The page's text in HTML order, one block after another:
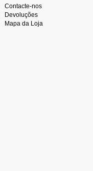
Contacte-nos
Devoluções
Mapa da Loja